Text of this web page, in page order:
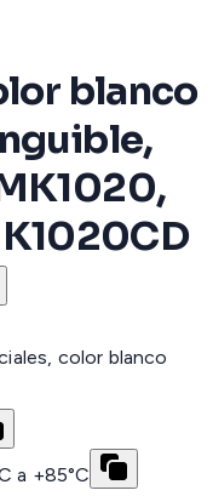
blanco
color blanco
a +85°C